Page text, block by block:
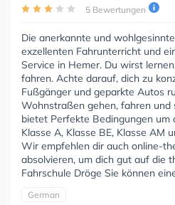
5 Bewertungen
Die anerkannte und
exzellenten Fahrunterricht und
Service in Hemer. Du wirst
fahren. Achte darauf, dich zu
Fußgänger und geparkte Autos
Wohnstraßen gehen, fahren und
bietet Perfekte Bedingungen um
Klasse A, Klasse BE, Klasse AM
Wir empfehlen dir auch online-
absolvieren, um dich gut auf die
Fahrschule Dröge Sie können
German